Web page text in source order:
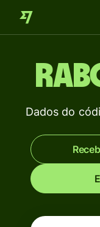
Dados do